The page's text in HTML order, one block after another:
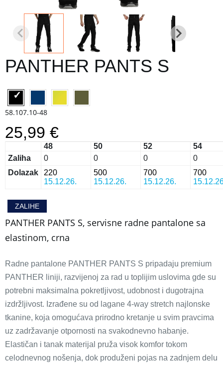
PANTHER PANTS S
58.107.10-48
25,99 €
48 50 52
54
Zaliha
0 0 0
0
Dolazak
220
15.12.26.
500
15.12.26.
700
15.12.26.
700
ZALIHE
PANTHER PANTS S, servisne radne pantalone sa
elastinom, crna
Radne pantalone PANTHER PANTS S pripadaju premium
PANTHER liniji, razvijenoj za rad u toplijim uslovima gde su
potrebni maksimalna pokretljivost, udobnost i dugotrajna
izdržljivost. Izrađene su od lagane 4-way stretch najlonske
tkanine, koja omogućava prirodno kretanje u svim pravcima
uz zadržavanje otpornosti na svakodnevno habanje.
Elastičan i tanak materijal pruža visok komfor tokom
celodnevnog nošenja, dok produženi pojas na zadnjem delu